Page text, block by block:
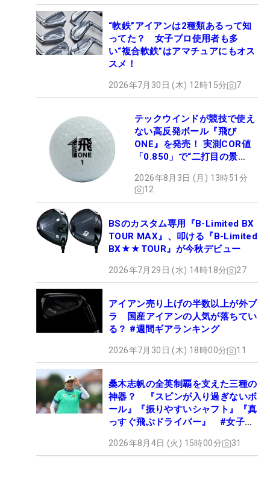
“軟鉄”アイアンは2種類あるって知
ってた？ 女子プロ使用者も多
い“複合軟鉄”はアマチュアにもオス
スメ！
2026年7月30日 (木) 12時15分 7
テックウインドが競技で使え
ない高反発ボール『飛び
ONE』を発売！ 実測COR値
「0.850」で“二打目の景
2026年8月3日 (月) 13時51分
12
BSのカスタム専用『B-Limited BX
TOUR MAX』、叩ける『B-Limited
BX★★TOUR』が今秋デビュー
2026年7月29日 (水) 14時18分 27
アイアン売り上げの半数以上が外ブ
ラ 国産アイアンの人気が落ちてい
る？ #週間ギアランキング
2026年7月30日 (木) 18時00分 11
桑木志帆の全英制覇を支えた三種の
神器？ 『スピンが入り過ぎないボ
ール』『振りやすいシャフト』『真
っすぐ飛ぶドライバー』 #女子プ
2026年8月4日 (火) 15時00分 31